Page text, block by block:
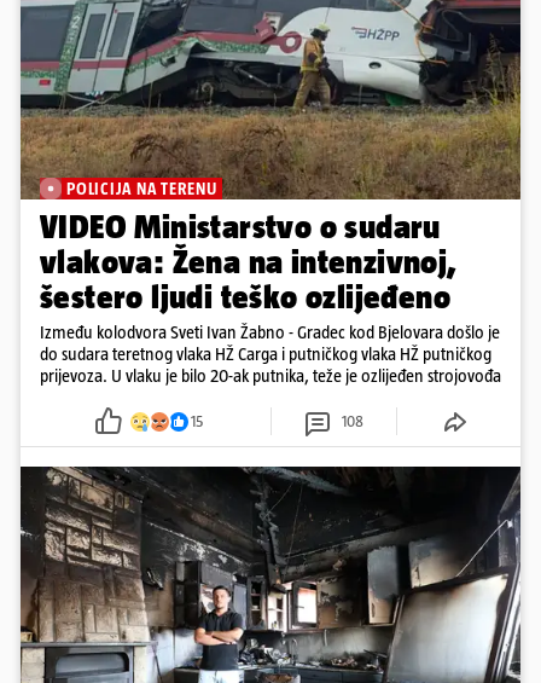
POLICIJA NA TERENU
VIDEO Ministarstvo o sudaru
vlakova: Žena na intenzivnoj,
šestero ljudi teško ozlijeđeno
Između kolodvora Sveti Ivan Žabno - Gradec kod Bjelovara došlo je
do sudara teretnog vlaka HŽ Carga i putničkog vlaka HŽ putničkog
prijevoza. U vlaku je bilo 20-ak putnika, teže je ozlijeđen strojovođa
15 108